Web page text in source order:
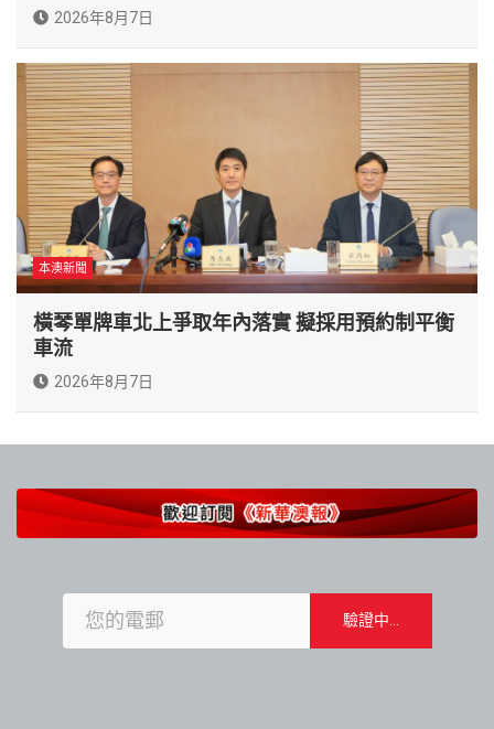
2026年8月7日
本澳新聞
橫琴單牌車北上爭取年內落實 擬採用預約制平衡
車流
2026年8月7日